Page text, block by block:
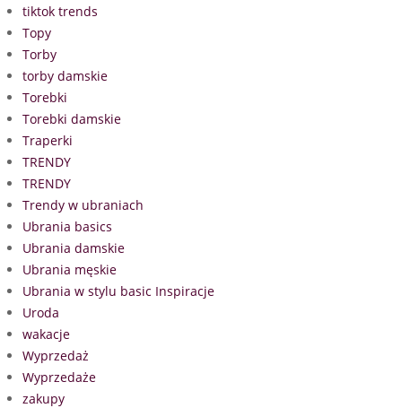
tiktok trends
Topy
Torby
torby damskie
Torebki
Torebki damskie
Traperki
TRENDY
TRENDY
Trendy w ubraniach
Ubrania basics
Ubrania damskie
Ubrania męskie
Ubrania w stylu basic Inspiracje
Uroda
wakacje
Wyprzedaż
Wyprzedaże
zakupy